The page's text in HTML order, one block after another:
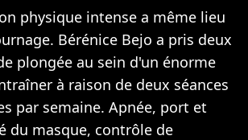
physique intense a même lieu
Bérénice Bejo a pris deux
plongée au sein d'un énorme
à raison de deux séances
par semaine. Apnée, port et
du masque, contrôle de